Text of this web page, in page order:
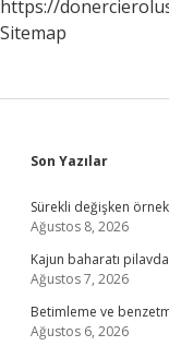
https://
Sitemap
Sidebar
Son Yazılar
Sürekli değişken
Ağustos 8, 2026
Kajun baharatı pilavda
Ağustos 7, 2026
Betimleme ve
Ağustos 6, 2026